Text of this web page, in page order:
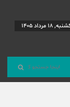
18 مرداد 1405